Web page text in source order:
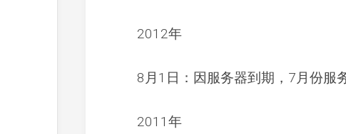
2012年
8月1日：因服务器到期，7月份服
2011年